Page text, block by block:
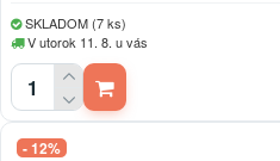
SKLADOM (7 ks)
V utorok 11. 8. u vás
- 12%